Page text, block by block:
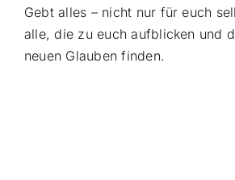
Gebt alles – nicht nur für euch
alle, die zu euch aufblicken und
neuen Glauben finden.